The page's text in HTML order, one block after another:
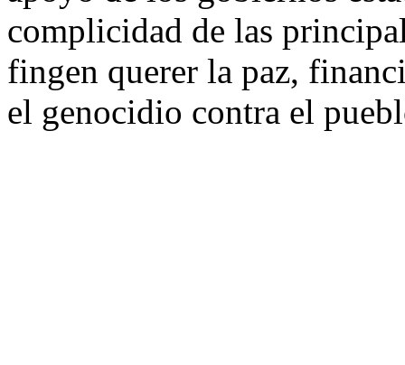
complicidad de las
fingen querer la paz,
el genocidio contra el